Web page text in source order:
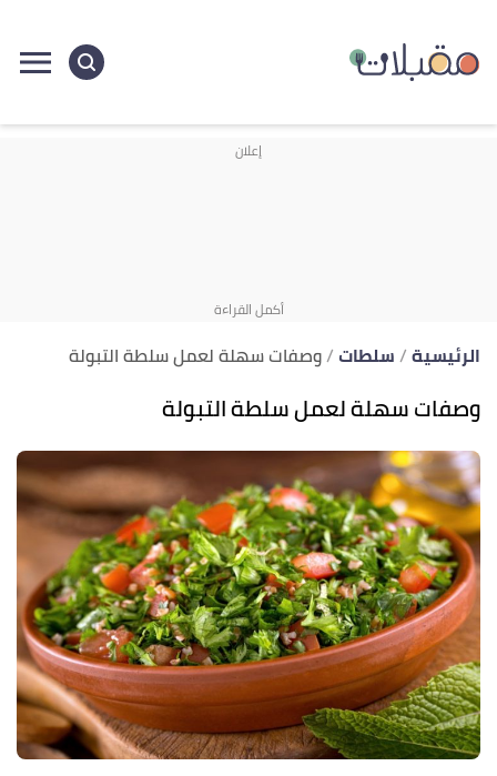
الرئيسية سلطات وصفات سهلة لعمل سلطة التبولة
وصفات سهلة لعمل سلطة التبولة